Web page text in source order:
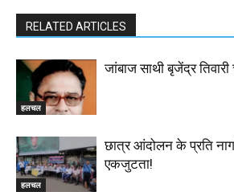
RELATED ARTICLES
हलचल
जांबाज साथी बृजेंद्र
हलचल
छात्र आंदोलन के प्रति
एकजुटता!